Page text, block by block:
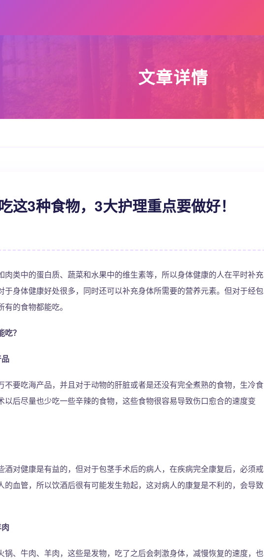
文章详情
这3种食物，3大护理重点要做好！
肉类中的蛋白质、蔬菜和水果中的维生素等，所以身体健康的人在平时补充
于身体健康好处很多，同时还可以补充身体所需要的营养元素。但对于经包
的食物都能吃。
？
不要吃海产品，并且对于动物的肝脏或者是还没有完全煮熟的食物，生冷食
以后尽量也少吃一些辛辣的食物，这些食物很容易导致伤口愈合的速度变
酒对健康是有益的，但对于包茎手术后的病人，在疾病完全康复后，必须戒
的血管，所以饮酒后很有可能发生勃起，这对病人的康复是不利的，会导致
锅、牛肉、羊肉，这些是发物，吃了之后会刺激身体，减慢恢复的速度，也